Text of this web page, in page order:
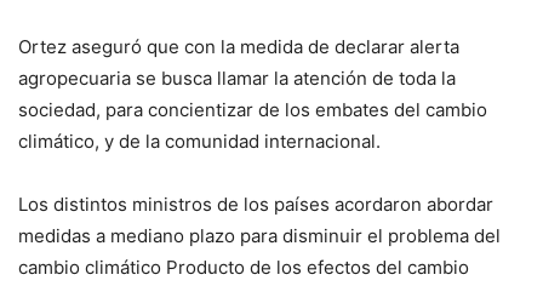
Ortez aseguró que con la medida de declarar alerta
agropecuaria se busca llamar la atención de toda la
sociedad, para concientizar de los embates del cambio
climático, y de la comunidad internacional.
Los distintos ministros de los países acordaron abordar
medidas a mediano plazo para disminuir el problema del
cambio climático Producto de los efectos del cambio